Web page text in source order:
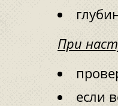
При
если